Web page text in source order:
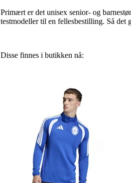
Primært er det unisex senior- og
testmodeller til en fellesbestilling. Så det
Disse finnes i butikken nå: